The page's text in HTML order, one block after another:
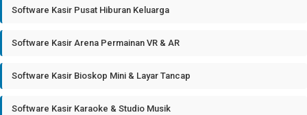
Software Kasir Pusat Hiburan Keluarga
Software Kasir Arena Permainan VR & AR
Software Kasir Bioskop Mini & Layar Tancap
Software Kasir Karaoke & Studio Musik